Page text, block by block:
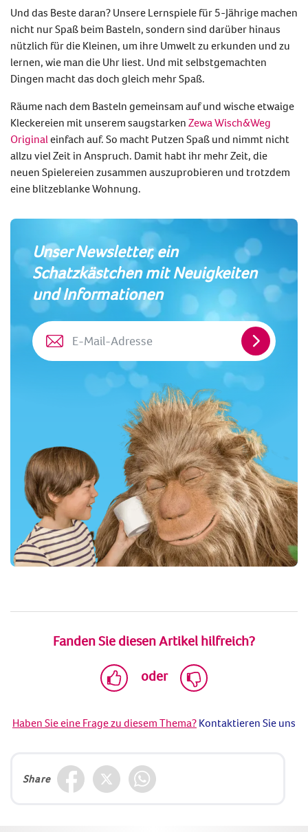
Unser Newsletter, ein
Schatzkästchen mit Neuigkeiten
und Informationen
E-
Mail-
Und das Beste daran? Unsere Lernspiele für 5-Jährige machen
nicht nur Spaß beim Basteln, sondern sind darüber hinaus
nützlich für die Kleinen, um ihre Umwelt zu erkunden und zu
lernen, wie man die Uhr liest. Und mit selbstgemachten
Dingen macht das doch gleich mehr Spaß.
Räume nach dem Basteln gemeinsam auf und wische etwaige
Kleckereien mit unserem saugstarken Zewa Wisch&Weg
Original einfach auf. So macht Putzen Spaß und nimmt nicht
allzu viel Zeit in Anspruch. Damit habt ihr mehr Zeit, die
neuen Spielereien zusammen auszuprobieren und trotzdem
eine blitzeblanke Wohnung.
Fanden Sie diesen Artikel hilfreich?
oder
Haben Sie eine Frage zu diesem Thema? Kontaktieren Sie uns
Share